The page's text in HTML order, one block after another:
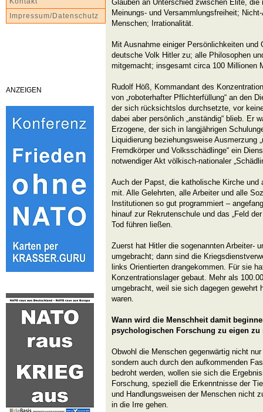
Impressum/Datenschutz
ANZEIGEN
Glauben an Unterschied zwischen Elite,
Meinungs- und Versammlungsfreiheit;
Menschen; Irrationalität.
Mit Ausnahme einiger Persönlichkeiten und
deutsche Volk Hitler zu; alle Philosophen
mitgemacht; insgesamt circa 100 Millionen
Rudolf Höß, Kommandant des
von „roboterhafter Pflichterfüllung“ an den
der sich rücksichtslos durchsetzte, vor
dabei aber persönlich „anständig“ blieb. Er
Erzogene, der sich in langjährigen
Liquidierung beziehungsweise Ausmerzung
Fremdkörper und Volksschädlinge“ ein
notwendiger Akt völkisch-nationaler
Auch der Papst, die katholische Kirche und
mit. Alle Gelehrten, alle Arbeiter und alle
Institutionen so gut programmiert –
hinauf zur Rekrutenschule und das „Feld
Tod führen ließen.
Zuerst hat Hitler die sogenannten Arbeiter-
umgebracht; dann sind die
links Orientierten drangekommen. Für sie
Konzentrationslager gebaut. Mehr als
umgebracht, weil sie sich dagegen gewehrt
waren.
Wann wird die Menschheit damit
psychologischen Forschung zu eigen zu
Obwohl die Menschen gegenwärtig nicht
sondern auch durch den aufkommenden
bedroht werden, wollen sie sich die
Forschung, speziell die Erkenntnisse der
und Handlungsweisen der Menschen nicht
in die Irre gehen.